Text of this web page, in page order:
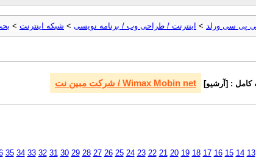
> اینترنت / طراحی وب / برنامه نویسی > شبکه اینترنت >
: [آرشیو] Wimax Mobin net / شرکت مبین نت
13
14
15
16
17
18
19
20
21
22
23
24
25
26
27
28
29
30
31
32
33
34
35